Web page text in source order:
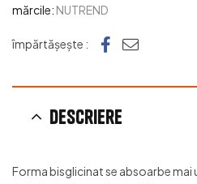
mărcile: NUTREND
împărtășește : Facebook
e-mail
Descriere
Forma bisglicinat se absoarbe mai